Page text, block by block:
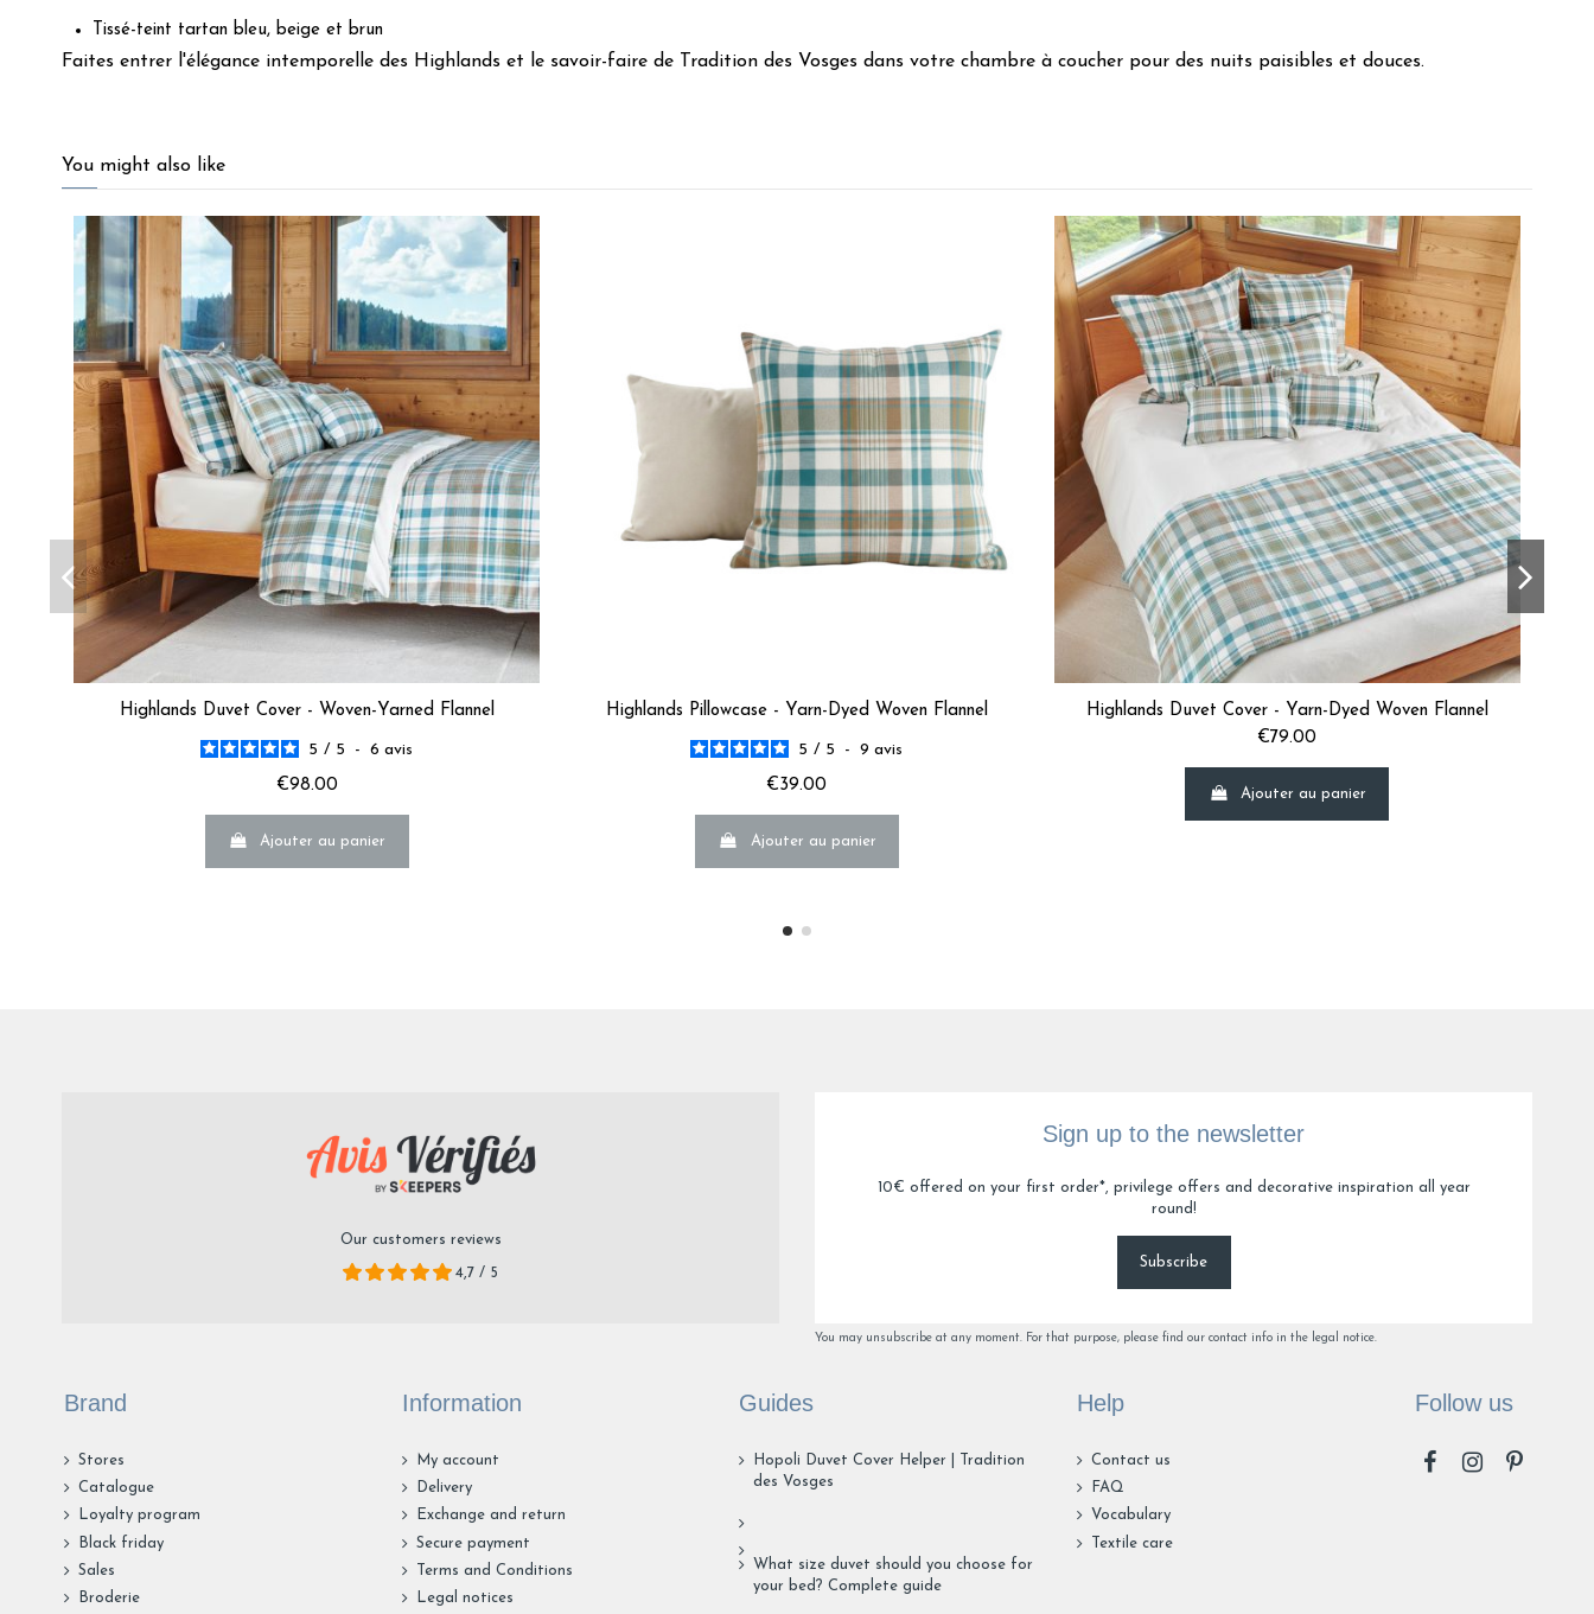
Tissé-teint tartan bleu, beige et brun
Faites entrer l'élégance intemporelle des Highlands et le savoir-faire de Tradition des Vosges dans votre chambre à coucher pour des nuits paisibles et douces.
Basé sur
avis soumis à un
contrôle
Voir tous les avis sur ce site
5 étoiles
4étoiles
3étoiles
0
2 étoiles
0
1étoile 0
Trier les avis
Drap très chaud
10/01/2026 , suite à une expérience du 25/12/2025 BONNAURE N.
(0)
You might also like
Highlands Duvet Cover - Woven-Yarned Flannel
5 / 5 - 6 avis
€98.00
Ajouter au panier
Highlands Pillowcase - Yarn-Dyed Woven Flannel
5 / 5 - 9 avis
€39.00
Ajouter au panier
Highlands Duvet Cover - Yarn-Dyed Woven Flannel
€79.00
Ajouter au panier
Our customers reviews
4,7 / 5
Sign up to the newsletter
10€ offered on your first order*, privilege offers and decorative inspiration all year
round!
Subscribe
You may unsubscribe at any moment. For that purpose, please find our contact info in the legal notice.
Brand
Stores
Catalogue
Loyalty program
Black friday
Sales
Broderie
Information
My account
Delivery
Exchange and return
Secure payment
Terms and Conditions
Legal notices
Guides
Hopoli Duvet Cover Helper | Tradition
des Vosges
What size duvet should you choose for
your bed? Complete guide
Help
Contact us
FAQ
Vocabulary
Textile care
Follow us